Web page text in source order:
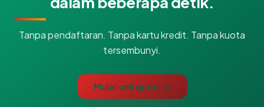
Tanpa pendaftaran. Tanpa kartu kredit. Tanpa kuota
tersembunyi.
Mulai cek gratis →